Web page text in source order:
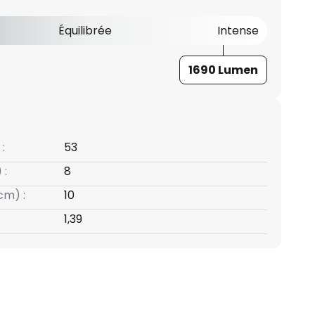
Équilibrée Intense
1690 Lumen
53
:
8
:
10
1,39